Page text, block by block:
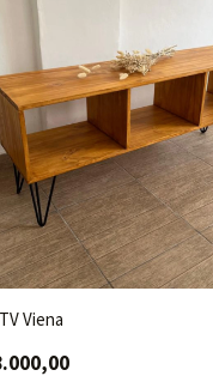
Viena